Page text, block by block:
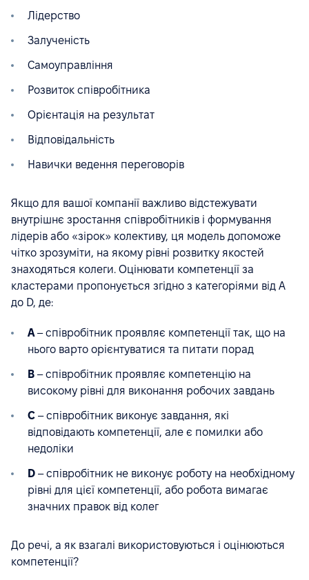
Лідерство
Залученість
Самоуправління
Розвиток співробітника
Орієнтація на результат
Відповідальність
Навички ведення переговорів
Якщо для вашої компанії важливо відстежувати
внутрішнє зростання співробітників і формування
лідерів або «зірок» колективу, ця модель допоможе
чітко зрозуміти, на якому рівні розвитку якостей
знаходяться колеги. Оцінювати компетенції за
кластерами пропонується згідно з категоріями від A
до D, де:
A – співробітник проявляє компетенції так, що на
нього варто орієнтуватися та питати порад
B – співробітник проявляє компетенцію на
високому рівні для виконання робочих завдань
C – співробітник виконує завдання, які
відповідають компетенції, але є помилки або
недоліки
D – співробітник не виконує роботу на необхідному
рівні для цієї компетенції, або робота вимагає
значних правок від колег
До речі, а як взагалі використовуються і оцінюються
компетенції?